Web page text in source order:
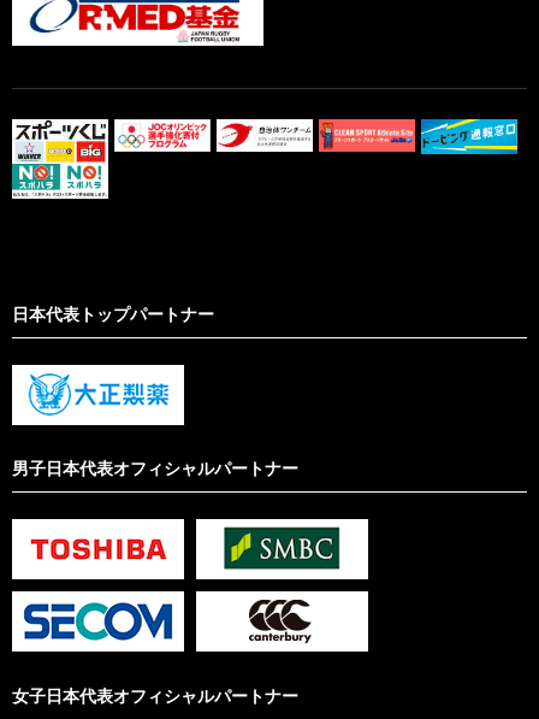
日本代表トップパートナー
男子日本代表オフィシャルパートナー
女子日本代表オフィシャルパートナー